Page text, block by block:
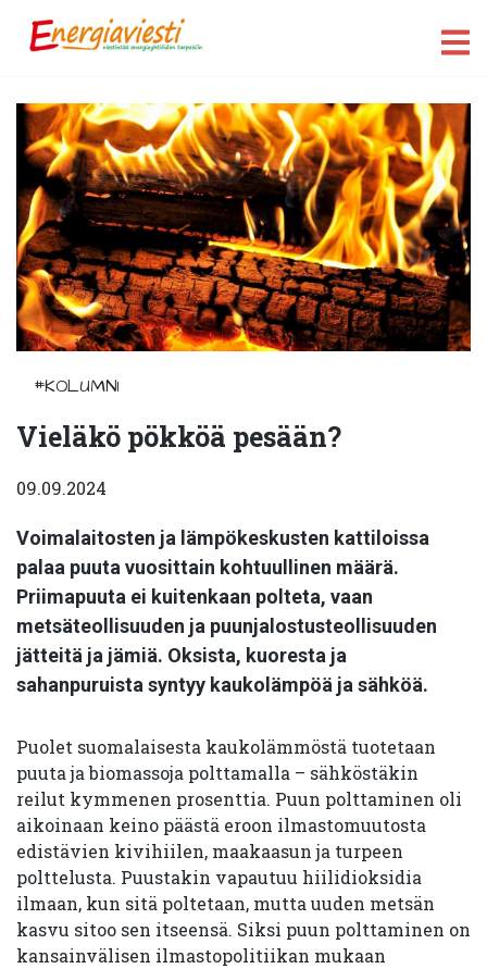
#KOLUMNI
Vieläkö pökköä pesään?
09.09.2024
Voimalaitosten ja lämpökeskusten kattiloissa
palaa puuta vuosittain kohtuullinen määrä.
Priimapuuta ei kuitenkaan polteta, vaan
metsäteollisuuden ja puunjalostusteollisuuden
jätteitä ja jämiä. Oksista, kuoresta ja
sahanpuruista syntyy kaukolämpöä ja sähköä.
Puolet suomalaisesta kaukolämmöstä tuotetaan
puuta ja biomassoja polttamalla – sähköstäkin
reilut kymmenen prosenttia. Puun polttaminen oli
aikoinaan keino päästä eroon ilmastomuutosta
edistävien kivihiilen, maakaasun ja turpeen
polttelusta. Puustakin vapautuu hiilidioksidia
ilmaan, kun sitä poltetaan, mutta uuden metsän
kasvu sitoo sen itseensä. Siksi puun polttaminen on
kansainvälisen ilmastopolitiikan mukaan